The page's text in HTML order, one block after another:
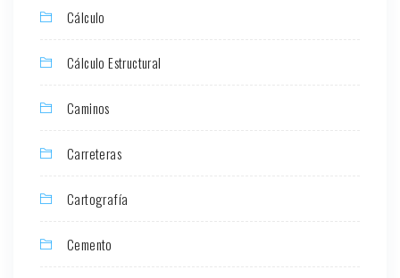
Cálculo
Cálculo Estructural
Caminos
Carreteras
Cartografía
Cemento